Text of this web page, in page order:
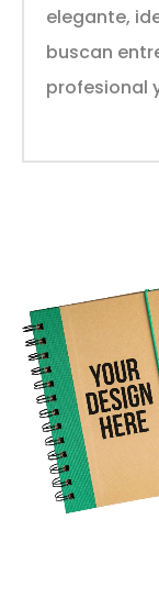
elegante,
buscan
profesional